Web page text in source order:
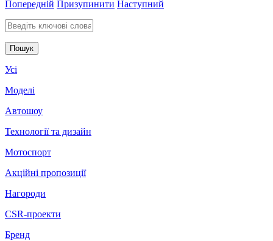
Попередній Призупинити Наступний
Введіть ключові слова для пошуку
Усі
Моделі
Автошоу
Технології та дизайн
Мотоспорт
Акційні пропозиції
Нагороди
CSR-проекти
Бренд